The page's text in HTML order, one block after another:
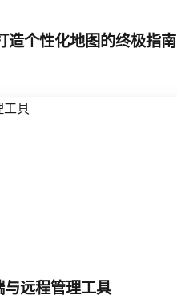
个性化地图的终极指南
远程管理工具